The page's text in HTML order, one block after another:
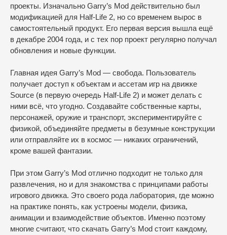
проекты. Изначально Garry’s Mod действительно был
модификацией для Half-Life 2, но со временем вырос в
самостоятельный продукт. Его первая версия вышла ещё
в декабре 2004 года, и с тех пор проект регулярно получал
обновления и новые функции.
Главная идея Garry’s Mod — свобода. Пользователь
получает доступ к объектам и ассетам игр на движке
Source (в первую очередь Half-Life 2) и может делать с
ними всё, что угодно. Создавайте собственные карты,
персонажей, оружие и транспорт, экспериментируйте с
физикой, объединяйте предметы в безумные конструкции
или отправляйте их в космос — никаких ограничений,
кроме вашей фантазии.
При этом Garry’s Mod отлично подходит не только для
развлечения, но и для знакомства с принципами работы
игрового движка. Это своего рода лаборатория, где можно
на практике понять, как устроены модели, физика,
анимации и взаимодействие объектов. Именно поэтому
многие считают, что скачать Garry’s Mod стоит каждому,